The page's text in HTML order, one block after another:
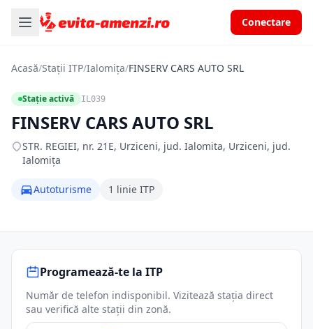
Conectare
Acasă/Stații ITP/Ialomița/FINSERV CARS AUTO SRL
Stație activă IL039
FINSERV CARS AUTO SRL
STR. REGIEI, nr. 21E, Urziceni, jud. Ialomita, Urziceni, jud.
Ialomița
Autoturisme 1 linie ITP
Programează-te la ITP
Număr de telefon indisponibil. Vizitează stația direct
sau verifică alte stații din zonă.